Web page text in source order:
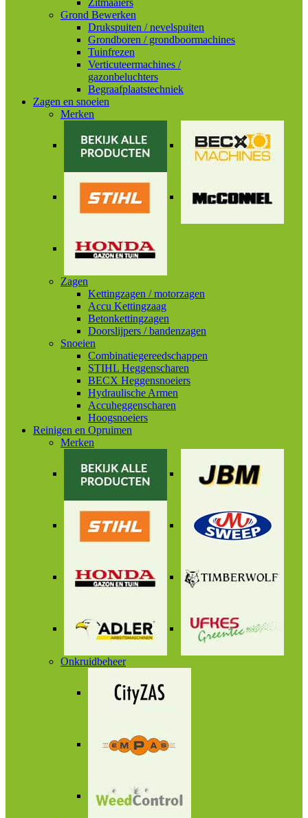
Zitmaaiers
Grond Bewerken
Drukspuiten / nevelspuiten
Grondboren / grondboormachines
Tuinfrezen
Verticuteermachines /
gazonbeluchters
Begraafplaatstechniek
Zagen en snoeien
Merken
Zagen
Kettingzagen / motorzagen
Accu Kettingzaag
Betonkettingzagen
Doorslijpers / bandenzagen
Snoeien
Combinatiegereedschappen
STIHL Heggenscharen
BECX Heggensnoeiers
Hydraulische Armen
Accuheggenscharen
Hoogsnoeiers
Reinigen en Opruimen
Merken
Onkruidbeheer